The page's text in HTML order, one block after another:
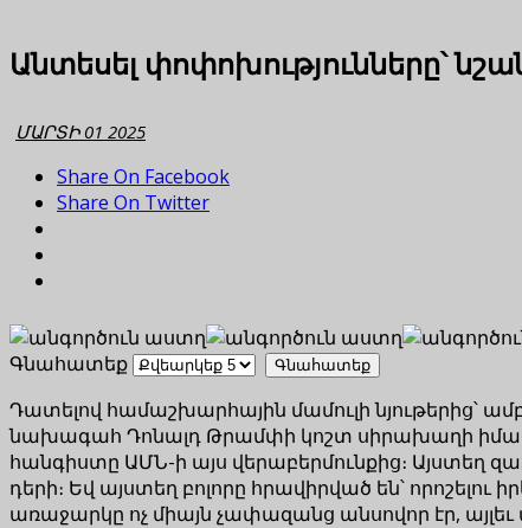
Անտեսել փոփոխությունները՝
ՄԱՐՏԻ 01 2025
Share On Facebook
Share On Twitter
Գնահատեք
Դատելով համաշխարհային մամուլի
նախագահ Դոնալդ Թրամփի կոշտ սիրախաղի իմաստը
հանգիստը ԱՄՆ-ի այս վերաբերմունքից։ Այստեղ
դերի։ Եվ այստեղ բոլորը հրավիրված են՝
առաջարկը ոչ միայն չափազանց անսովոր էր,